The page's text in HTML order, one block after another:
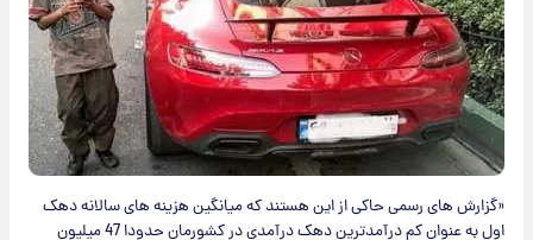
«گزارش های رسمی حاکی از این هستند که میانگین هزینه های سالانه دهک
اول به عنوان کم درآمدترین دهک درآمدی در کشورمان حدودا 47 میلیون